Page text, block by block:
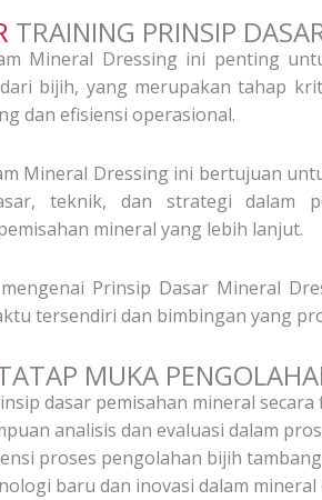
TRAINING PRINSIP
Mineral Dressing ini penting
bijih, yang merupakan tahap
dan efisiensi operasional.
Mineral Dressing ini bertujuan
teknik, dan strategi dalam
mineral yang lebih lanjut.
Prinsip Dasar Mineral
tersendiri dan bimbingan yang
MUKA
dasar pemisahan mineral secara
analisis dan evaluasi dalam
proses pengolahan bijih
baru dan inovasi dalam mineral